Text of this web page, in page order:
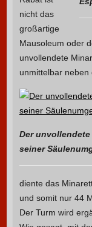
nicht das
großartige
Mausoleum oder
unvollendete
unmittelbar neben
Der
seiner
diente das
und somit nur 44
Der Turm wird